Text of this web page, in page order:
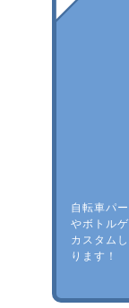
自転車パ
やボトル
カスタム
ります！